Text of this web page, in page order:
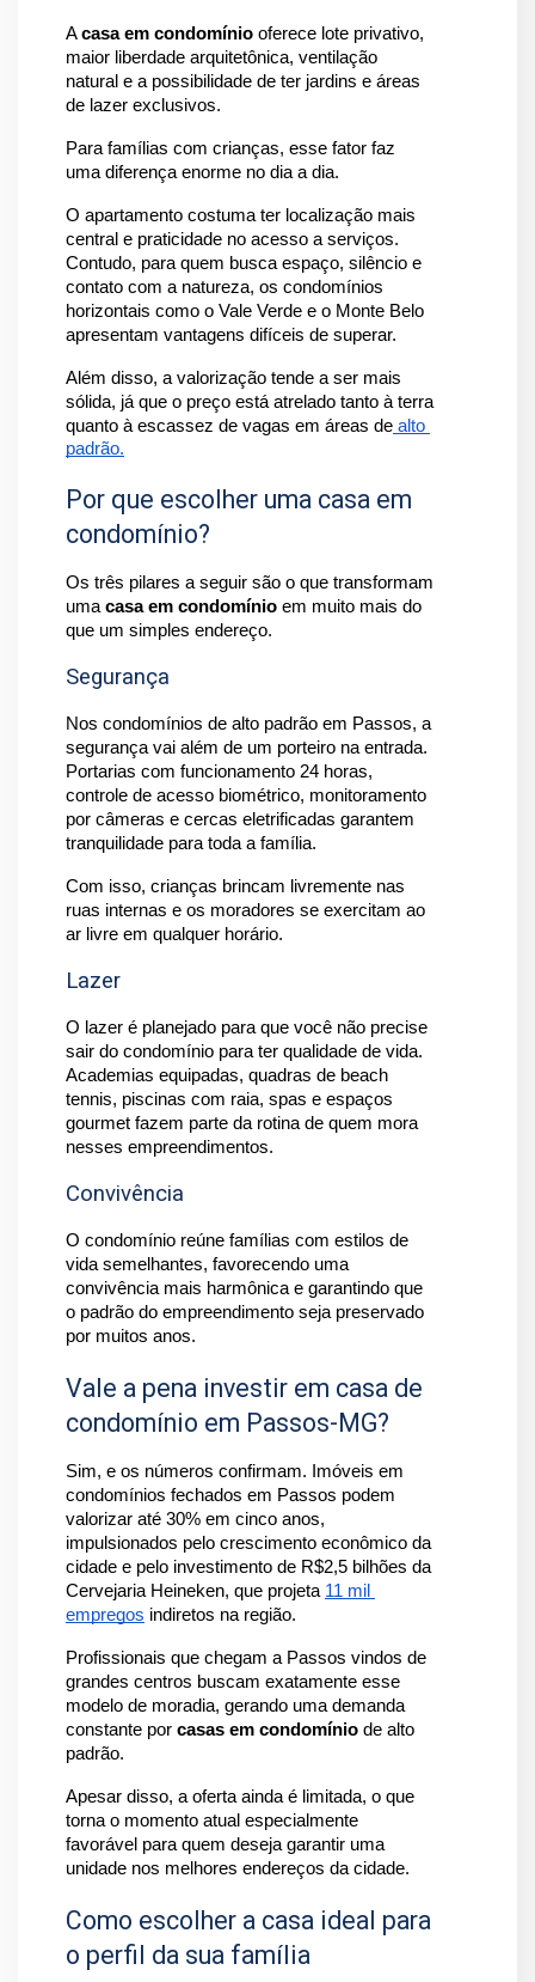
A casa em condomínio oferece lote privativo,
maior liberdade arquitetônica, ventilação
natural e a possibilidade de ter jardins e áreas
de lazer exclusivos.
Para famílias com crianças, esse fator faz
uma diferença enorme no dia a dia.
O apartamento costuma ter localização mais
central e praticidade no acesso a serviços.
Contudo, para quem busca espaço, silêncio e
contato com a natureza, os condomínios
horizontais como o Vale Verde e o Monte Belo
apresentam vantagens difíceis de superar.
Além disso, a valorização tende a ser mais
sólida, já que o preço está atrelado tanto à terra
quanto à escassez de vagas em áreas de alto
padrão.
Por que escolher uma casa em
condomínio?
Os três pilares a seguir são o que transformam
uma casa em condomínio em muito mais do
que um simples endereço.
Segurança
Nos condomínios de alto padrão em Passos, a
segurança vai além de um porteiro na entrada.
Portarias com funcionamento 24 horas,
controle de acesso biométrico, monitoramento
por câmeras e cercas eletrificadas garantem
tranquilidade para toda a família.
Com isso, crianças brincam livremente nas
ruas internas e os moradores se exercitam ao
ar livre em qualquer horário.
Lazer
O lazer é planejado para que você não precise
sair do condomínio para ter qualidade de vida.
Academias equipadas, quadras de beach
tennis, piscinas com raia, spas e espaços
gourmet fazem parte da rotina de quem mora
nesses empreendimentos.
Convivência
O condomínio reúne famílias com estilos de
vida semelhantes, favorecendo uma
convivência mais harmônica e garantindo que
o padrão do empreendimento seja preservado
por muitos anos.
Vale a pena investir em casa de
condomínio em Passos-MG?
Sim, e os números confirmam. Imóveis em
condomínios fechados em Passos podem
valorizar até 30% em cinco anos,
impulsionados pelo crescimento econômico da
cidade e pelo investimento de R$2,5 bilhões da
Cervejaria Heineken, que projeta 11 mil
empregos indiretos na região.
Profissionais que chegam a Passos vindos de
grandes centros buscam exatamente esse
modelo de moradia, gerando uma demanda
constante por casas em condomínio de alto
padrão.
Apesar disso, a oferta ainda é limitada, o que
torna o momento atual especialmente
favorável para quem deseja garantir uma
unidade nos melhores endereços da cidade.
Como escolher a casa ideal para
o perfil da sua família